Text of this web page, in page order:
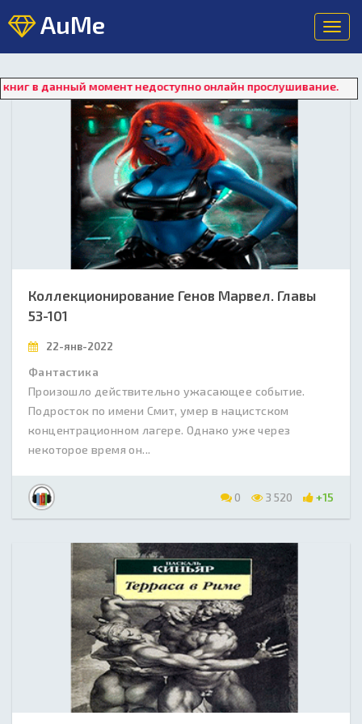
AuMe
момент недоступно онлайн прослушивание. Для
Коллекционирование Генов Марвел. Главы
53-101
22-янв-2022
Фантастика
Произошло действительно ужасающее событие.
Подросток по имени Смит, умер в нацистском
концентрационном лагере. Однако уже через
некоторое время он...
0 3 520 +15